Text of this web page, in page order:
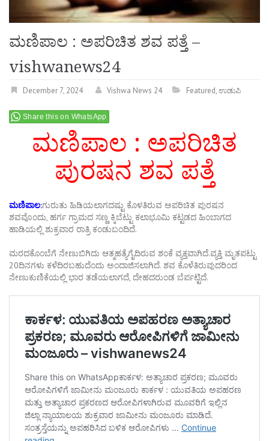
ಮಣಿಪಾಲ : ಅಪರಿಚಿತ ಶವ ಪತ್ತೆ –
vishwanews24
December 7, 2024 Vishwa News 24 Featured,ಉಡುಪಿ
Share this on WhatsApp
ಮಣಿಪಾಲ : ಅಪರಿಚಿತ
ಪುರಷನ ಶವ ಪತ್ತೆ
ಮಣಿಪಾಲ:ಗುರುತು ಹಿಡಿಯಲಾಗದಷ್ಟು ಕೊಳತಿರುವ ಅಪರಿಚಿತ ಪುರಷನ
ಶವವೊಂದು, ಹರ್ಗ ಗ್ರಾಮದ ಸಣ್ಣ ಕ್ಕಿಬೆಟ್ಟು ಕಲಾಭೂಮಿ ಕಟ್ಟಡದ ಹಿಂಬಾಗದ
ಹಾಡಿಯಲ್ಲಿ ಶುಕ್ರವಾರ ರಾತ್ರಿ ಕಂಡುಬಂದಿದೆ.
ಮರದಕೊಂಬೆಗೆ ನೇಣುಬಿಗಿದು ಆತ್ಮಹತ್ಯೆಗೈದಿರುವ ಶಂಕೆ ವ್ಯಕ್ತವಾಗಿದೆ.ವ್ಯಕ್ತಿ ಮೃತಪಟ್ಟು
20ದಿನಗಳು ಕಳೆದಿರಬಹುದೆಂದು ಅಂದಾಜಿಸಲಾಗಿದೆ. ಶವ ಕೊಳೆತಿರುವುದರಿಂದ
ನೇಣುಕುಣಿಕೆಯಲ್ಲಿ ಭಾರ ತಡೆಯಲಾಗದೆ, ದೇಹದರುಂಡ ಬೆರ್ಪಟ್ಟಿದೆ.